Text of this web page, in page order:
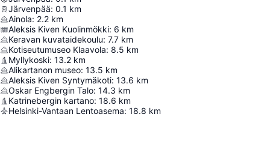
Järvenpää: 0.1 km
Ainola: 2.2 km
Aleksis Kiven Kuolinmökki: 6 km
Keravan kuvataidekoulu: 7.7 km
Kotiseutumuseo Klaavola: 8.5 km
Myllykoski: 13.2 km
Alikartanon museo: 13.5 km
Aleksis Kiven Syntymäkoti: 13.6 km
Oskar Engbergin Talo: 14.3 km
Katrinebergin kartano: 18.6 km
Helsinki-Vantaan Lentoasema: 18.8 km